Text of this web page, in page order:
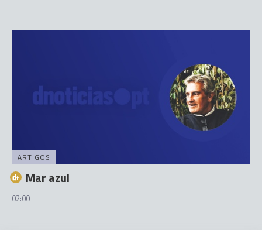
ARTIGOS
Mar azul
02:00